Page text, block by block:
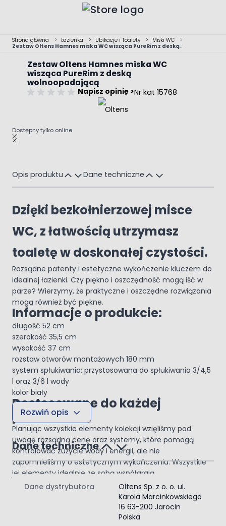
Strona główna > Łazienka > Ubikacje i Toalety > Miski WC
>
Zestaw Oltens Hamnes miska WC wisząca PureRim z deską
Zestaw Oltens Hamnes miska WC
wisząca PureRim z deską
wolnoopadającą
Napisz opinię >Nr kat 15768
Dostępny tylko online
Main image
Click to view image in fullscreen
Opis produktu Dane techniczne
Dzięki bezkołnierzowej misce
WC, z łatwością utrzymasz
toaletę w doskonałej czystości.
Rozsądne patenty i estetyczne wykończenie kluczem do
idealnej łazienki. Czy piękno i oszczędność mogą iść w
parze? Wierzymy, że praktyczne i oszczędne rozwiązania
mogą również być piękne.
Informacje o produkcie:
długość 52 cm
szerokość 35,5 cm
wysokość 37 cm
rozstaw otworów montażowych 180 mm
system spłukiwania: przystosowana do spłukiwania 3/4,5
l oraz 3/6 l wody
kolor biały
Dostosowane do każdej
przestrzeni
Planując wszystkie elementy kolekcji wzięliśmy pod
uwagę rozsądną cenę oraz systemy, które pomogą
kontrolować zużycie wody i energii, ale nie
zapomnieliśmy o estetycznym wykończeniu. Wszystkie
jej elementy idealnie ze sobą współgrają.
Dedykowany stelaż
podtynkowy
Miska ta idealnie sprawdza się w połączeniu ze stelażami
podtynkowymi Triberg marki Oltens. Dedykowany stelaż
Rozwiń opis
Dane techniczne
Dane dystrybutora
Oltens Sp. z o. o. ul.
Karola Marcinkowskiego
16 63-200 Jarocin
Polska